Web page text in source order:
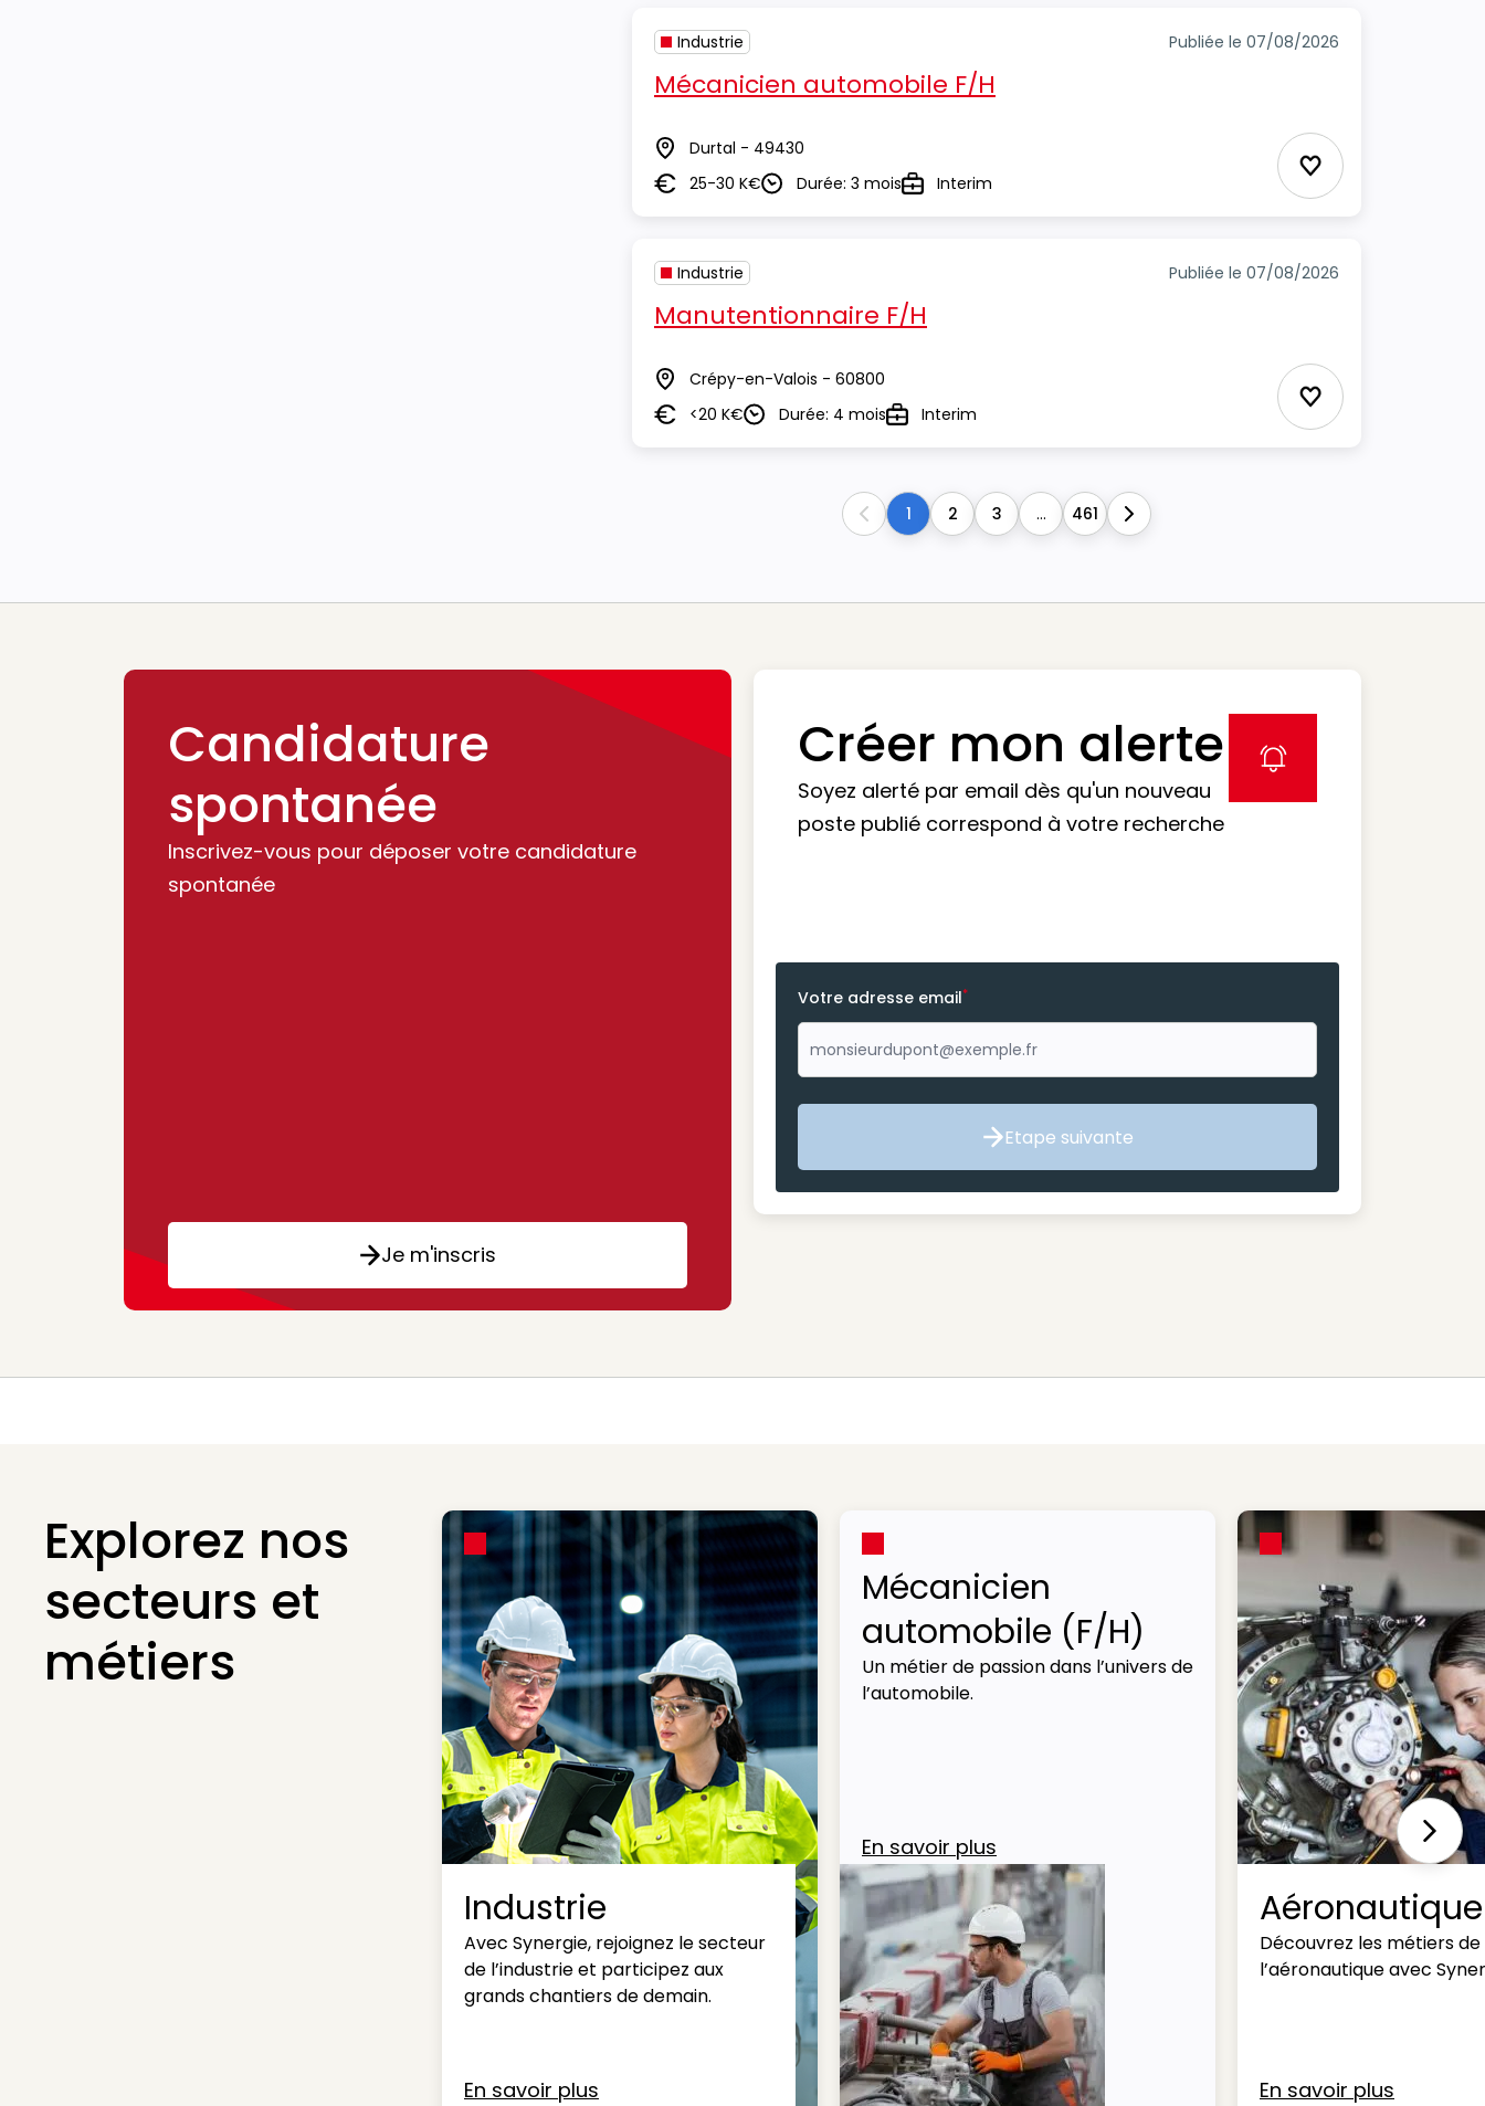
Industrie Publiée le 07/08/2026
Mécanicien automobile F/H
Lieu Durtal - 49430
Salaire25-30 K€DuréeDurée: 3 moisTypeInterim Ajouter aux
Industrie Publiée le 07/08/2026
Manutentionnaire F/H
Lieu Crépy-en-Valois - 60800
Salaire<20 K€DuréeDurée: 4 moisTypeInterim Ajouter aux
Previous
1 2 3 ... 461 Next
Candidature
spontanée
Inscrivez-vous pour déposer votre candidature
spontanée
Je m'inscris
Créer mon alerte
Soyez alerté par email dès qu'un nouveau
poste publié correspond à votre recherche
label icon
Votre adresse email*
Etape suivante
Etape suivante
Explorez nos
secteurs et
métiers
Industrie
Avec Synergie, rejoignez le secteur
de l’industrie et participez aux
grands chantiers de demain.
En savoir plus
Mécanicien
automobile (F/H)
Un métier de passion dans l’univers de
l’automobile.
En savoir plus
Aéronautique
Découvrez les métiers de
l’aéronautique avec
En savoir plus
Next